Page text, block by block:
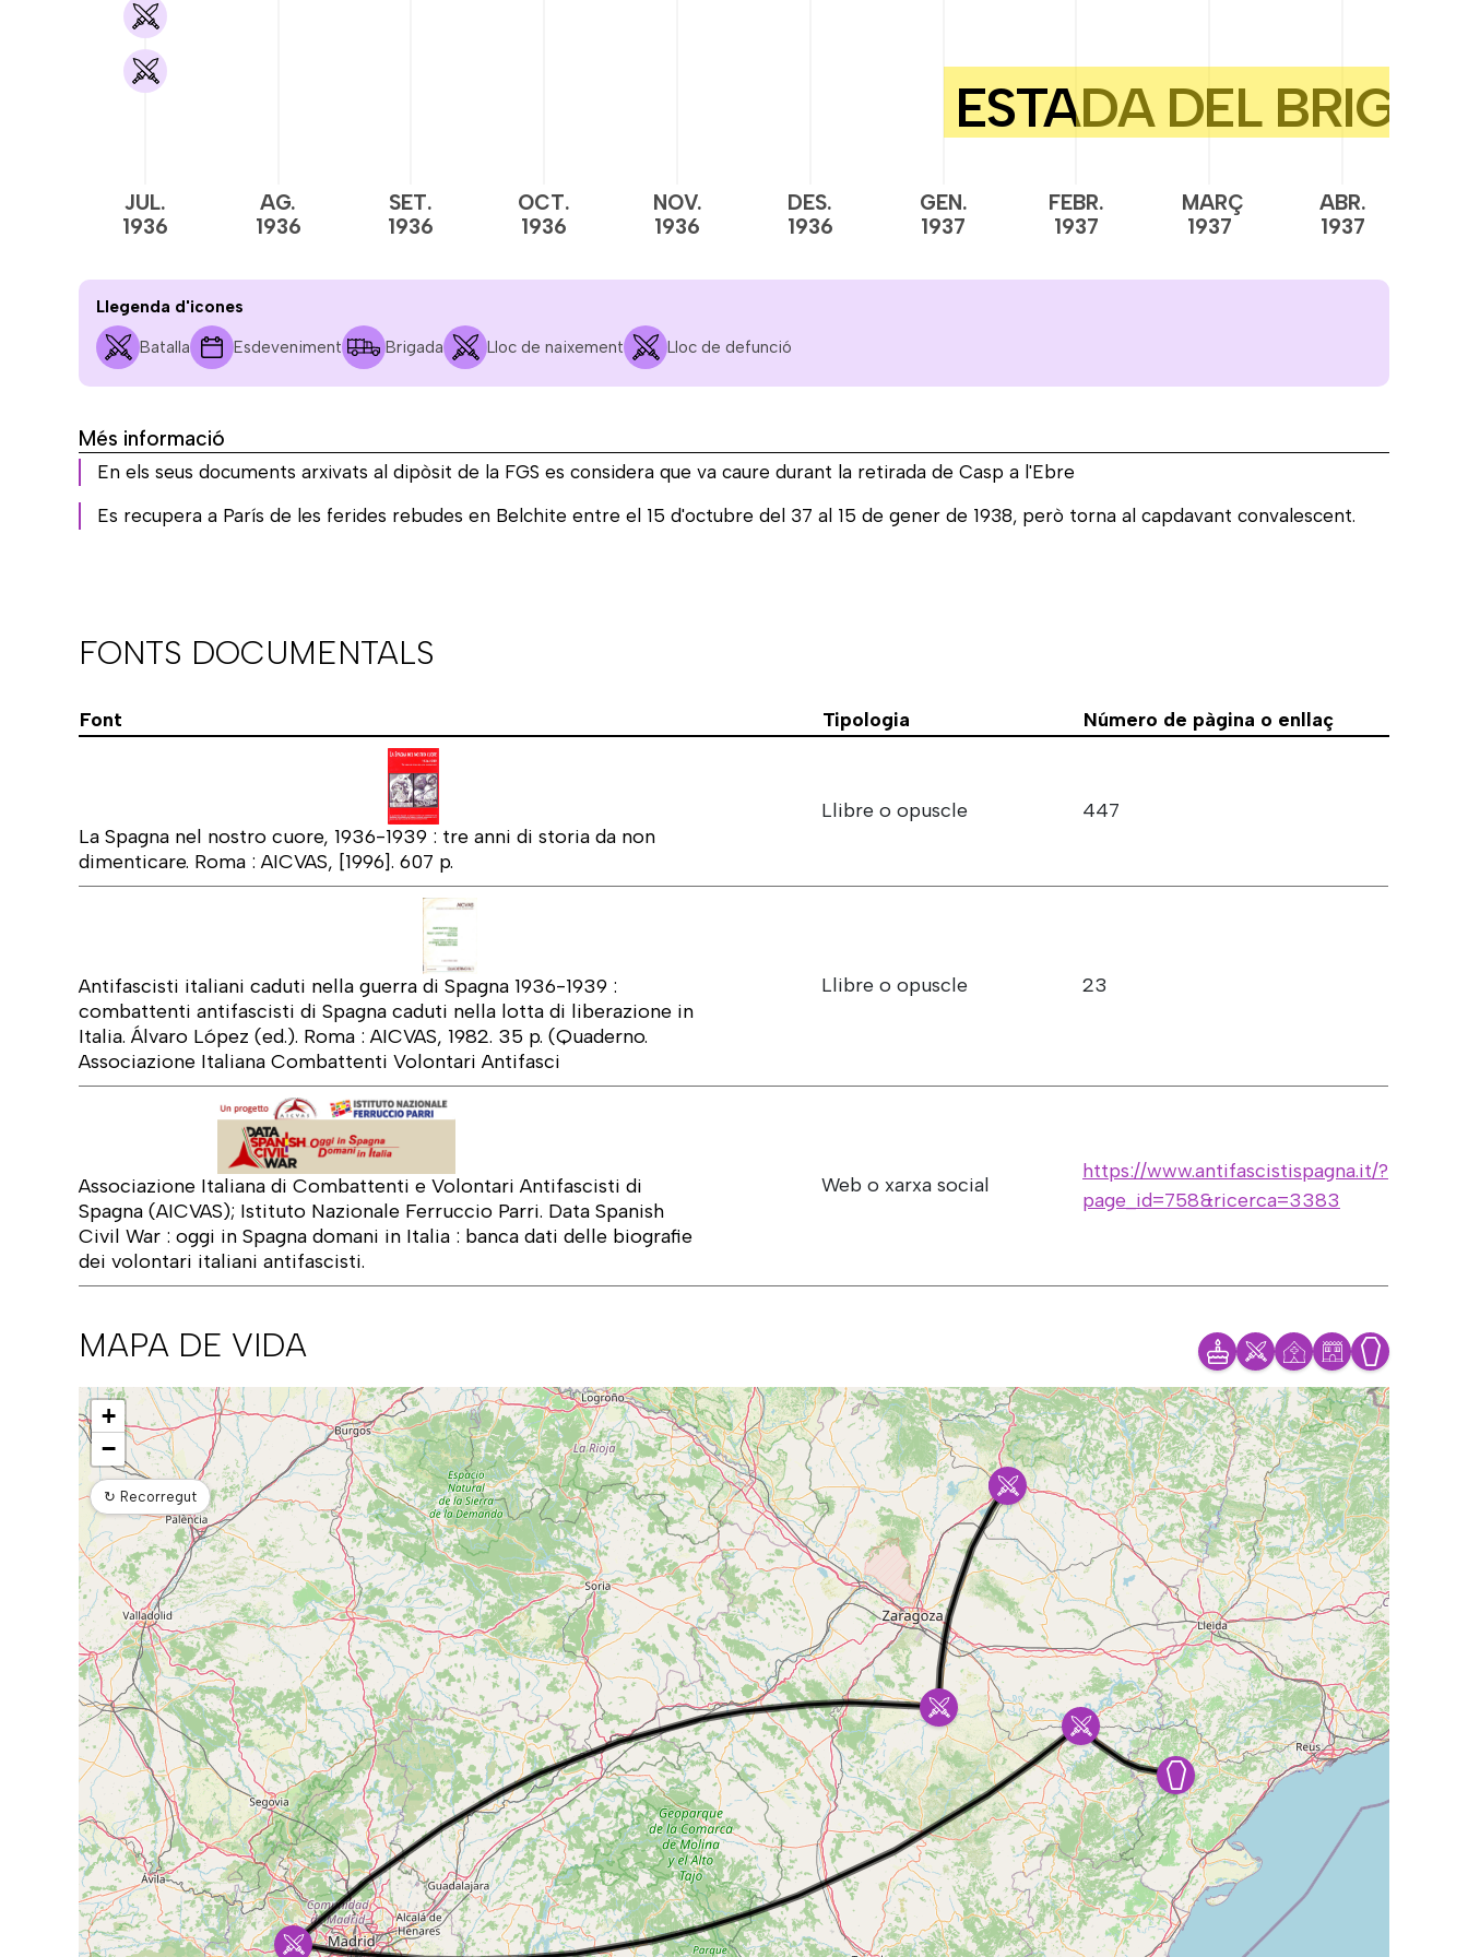
JUL.
1936
AG.
1936
SET.
1936
OCT.
1936
NOV.
1936
DES.
1936
GEN.
1937
FEBR.
1937
MARÇ
1937
ABR.
1937
Llegenda d'icones
Batalla Esdeveniment Brigada Lloc de naixement Lloc de defunció
Més informació
En els seus documents arxivats al dipòsit de la FGS es considera que va caure durant la retirada de Casp a l'Ebre
Es recupera a París de les ferides rebudes en Belchite entre el 15 d'octubre del 37 al 15 de gener de 1938, però torna al capdavant convalescent.
FONTS DOCUMENTALS
Font Tipologia Número de pàgina o enllaç
La Spagna nel nostro cuore, 1936-1939 : tre anni di storia da non
dimenticare. Roma : AICVAS, [1996]. 607 p.
Llibre o opuscle 447
Antifascisti italiani caduti nella guerra di Spagna 1936-1939 :
combattenti antifascisti di Spagna caduti nella lotta di liberazione in
Italia. Álvaro López (ed.). Roma : AICVAS, 1982. 35 p. (Quaderno.
Associazione Italiana Combattenti Volontari Antifasci
Llibre o opuscle 23
Associazione Italiana di Combattenti e Volontari Antifascisti di
Spagna (AICVAS); Istituto Nazionale Ferruccio Parri. Data Spanish
Civil War : oggi in Spagna domani in Italia : banca dati delle biografie
dei volontari italiani antifascisti.
Web o xarxa social
https://www.antifascistispagna.it/?
page_id=758&ricerca=3383
MAPA DE VIDA
Mapa
+
−
↻ Recorregut